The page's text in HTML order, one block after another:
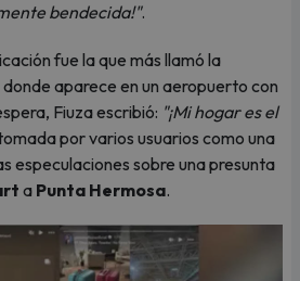
bendecida!".
fue la que más llamó la
aparece en un aeropuerto con
Fiuza escribió: "¡Mi hogar es el
por varios usuarios como una
especulaciones sobre una presunta
a Punta Hermosa.